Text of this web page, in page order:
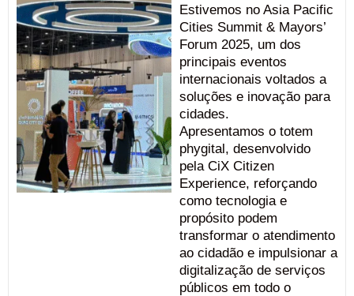
Estivemos no Asia Pacific
Cities Summit & Mayors’
Forum 2025, um dos
principais eventos
internacionais voltados a
soluções e inovação para
cidades.
Apresentamos o totem
phygital, desenvolvido
pela CiX Citizen
Experience, reforçando
como tecnologia e
propósito podem
transformar o atendimento
ao cidadão e impulsionar a
digitalização de serviços
públicos em todo o